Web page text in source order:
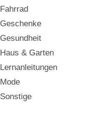
Fahrrad
Geschenke
Gesundheit
Haus & Garten
Lernanleitungen
Mode
Sonstige